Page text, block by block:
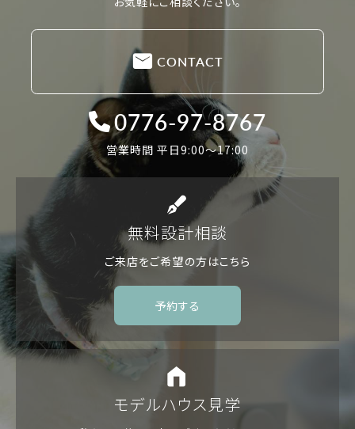
CONTACT
0776-97-8767
営業時間 平日9:00〜17:00
無料設計相談
ご来店をご希望の方はこちら
予約する
モデルハウス見学